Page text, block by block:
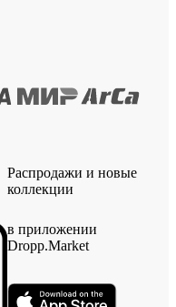
Распродажи и новые
коллекции
в приложении
Dropp.Market